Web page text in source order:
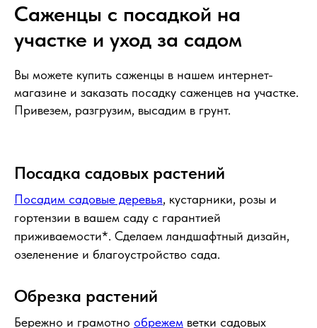
Саженцы с посадкой на
участке и уход за садом
Вы можете купить саженцы в нашем интернет-
магазине и заказать посадку саженцев на участке.
Привезем, разгрузим, высадим в грунт.
Посадка садовых растений
Посадим садовые деревья, кустарники, розы и
гортензии в вашем саду с гарантией
приживаемости*. Сделаем ландшафтный дизайн,
озеленение и благоустройство сада.
Обрезка растений
Бережно и грамотно обрежем ветки садовых